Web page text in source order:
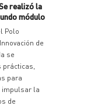
realizó la
módulo
Polo
de
se
prácticas,
para
impulsar la
de